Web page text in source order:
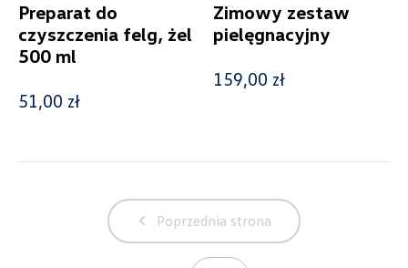
Preparat do
czyszczenia felg, żel
500 ml
51,00 zł
Zimowy zestaw
pielęgnacyjny
159,00 zł
Poprzednia strona